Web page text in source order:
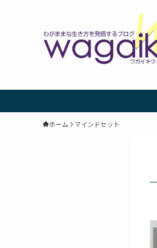
ホーム マインドセット